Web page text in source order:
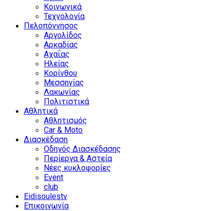
Κοινωνικά
Τεχνολογία
Πελοπόννησος
Αργολίδος
Αρκαδίας
Αχαΐας
Ηλείας
Κορίνθου
Μεσσηνίας
Λακωνίας
Πολιτιστικά
Αθλητικά
Αθλητισμός
Car & Moto
Διασκέδαση
Οδηγός Διασκέδασης
Περίεργα & Αστεία
Νέες κυκλοφορίες
Event
club
Eidisoulestv
Επικοινωνία